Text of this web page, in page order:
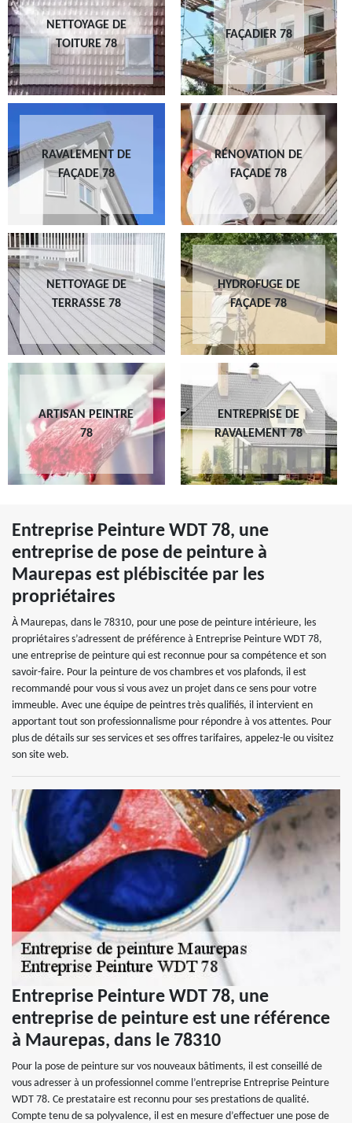
NETTOYAGE DE
TOITURE 78
FAÇADIER 78
RAVALEMENT DE
FAÇADE 78
RÉNOVATION DE
FAÇADE 78
NETTOYAGE DE
TERRASSE 78
HYDROFUGE DE
FAÇADE 78
ARTISAN PEINTRE
78
ENTREPRISE DE
RAVALEMENT 78
Entreprise Peinture WDT 78, une
entreprise de pose de peinture à
Maurepas est plébiscitée par les
propriétaires
À Maurepas, dans le 78310, pour une pose de peinture intérieure, les
propriétaires s’adressent de préférence à Entreprise Peinture WDT 78,
une entreprise de peinture qui est reconnue pour sa compétence et son
savoir-faire. Pour la peinture de vos chambres et vos plafonds, il est
recommandé pour vous si vous avez un projet dans ce sens pour votre
immeuble. Avec une équipe de peintres très qualifiés, il intervient en
apportant tout son professionnalisme pour répondre à vos attentes. Pour
plus de détails sur ses services et ses offres tarifaires, appelez-le ou visitez
son site web.
Entreprise Peinture WDT 78, une
entreprise de peinture est une référence
à Maurepas, dans le 78310
Pour la pose de peinture sur vos nouveaux bâtiments, il est conseillé de
vous adresser à un professionnel comme l’entreprise Entreprise Peinture
WDT 78. Ce prestataire est reconnu pour ses prestations de qualité.
Compte tenu de sa polyvalence, il est en mesure d’effectuer une pose de